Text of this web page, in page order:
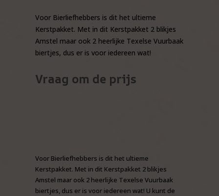
Voor Bierliefhebbers is dit het ultieme
Kerstpakket. Met in dit Kerstpakket 2 blikjes
Amstel maar ook 2 heerlijke Texelse Vuurbaak
biertjes, dus er is voor iedereen wat!
Vraag om de prijs
Voor Bierliefhebbers is dit het ultieme
Kerstpakket. Met in dit Kerstpakket 2 blikjes
Amstel maar ook 2 heerlijke Texelse Vuurbaak
biertjes, dus er is voor iedereen wat! U kunt de